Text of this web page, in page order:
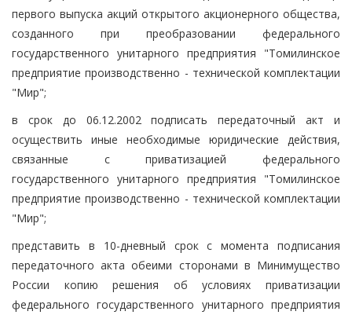
первого выпуска акций открытого акционерного общества,
созданного при преобразовании федерального
государственного унитарного предприятия "Томилинское
предприятие производственно - технической комплектации
"Мир";
в срок до 06.12.2002 подписать передаточный акт и
осуществить иные необходимые юридические действия,
связанные с приватизацией федерального
государственного унитарного предприятия "Томилинское
предприятие производственно - технической комплектации
"Мир";
представить в 10-дневный срок с момента подписания
передаточного акта обеими сторонами в Минимущество
России копию решения об условиях приватизации
федерального государственного унитарного предприятия